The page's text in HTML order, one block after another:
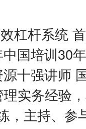
杠杆系统
国培训30
十强讲师
实务经验
，主持、参